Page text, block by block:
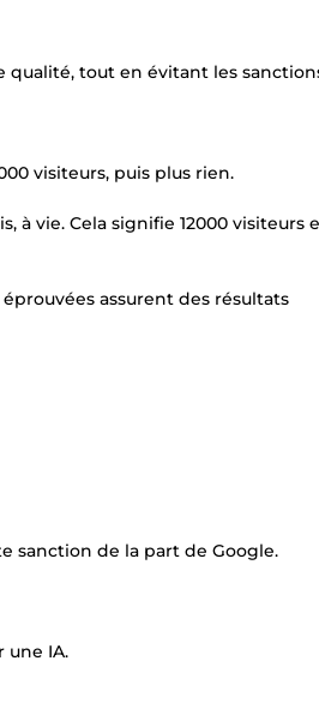
tout en évitant les
visiteurs, puis plus rien.
à vie. Cela signifie 12000 visiteurs
assurent des résultats
sanction de la part de Google.
une IA.